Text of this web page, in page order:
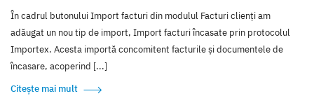
În cadrul butonului Import facturi din modulul Facturi clienți am
adăugat un nou tip de import, Import facturi încasate prin protocolul
Importex. Acesta importă concomitent facturile și documentele de
încasare, acoperind [...]
Citește mai mult